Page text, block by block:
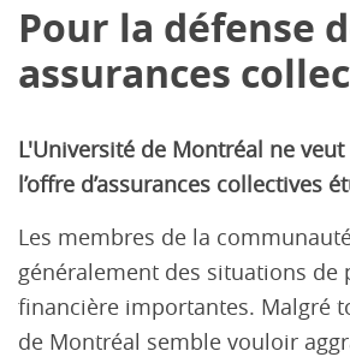
Pour la défense
assurances
L'Université de Montréal ne
l’offre d’assurances collectives
Les membres de la
généralement des situations de
financière importantes. Malgré
de Montréal semble vouloir